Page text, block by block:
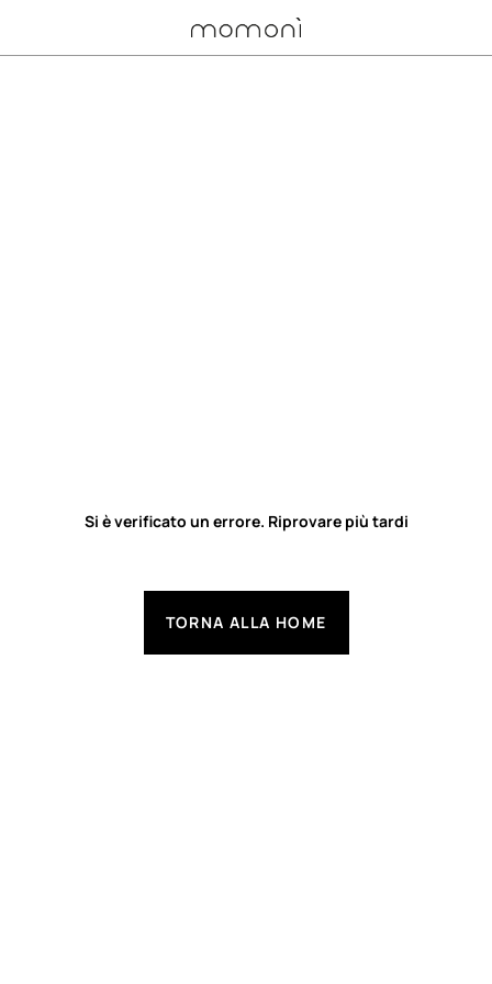
Si è verificato un errore. Riprovare più tardi
TORNA ALLA HOME